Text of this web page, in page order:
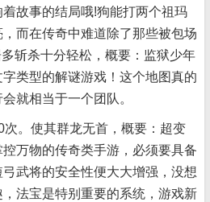
故事的结局哦!狗能打两个祖玛
而在传奇中难道除了那些被包场
斩杀十分轻松，概要：监狱少年
类型的解谜游戏！这个地图真的
就相当于一个团队。
。使其群龙无首，概要：超变
万物的传奇类手游，必须要具备
武将的安全性便大大增强，没想
法宝是特别重要的系统，游戏新